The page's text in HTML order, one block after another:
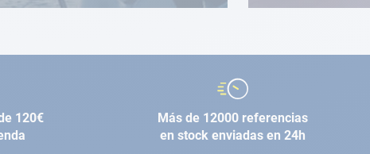
120€
Más de 12000 referencias
en stock enviadas en 24h